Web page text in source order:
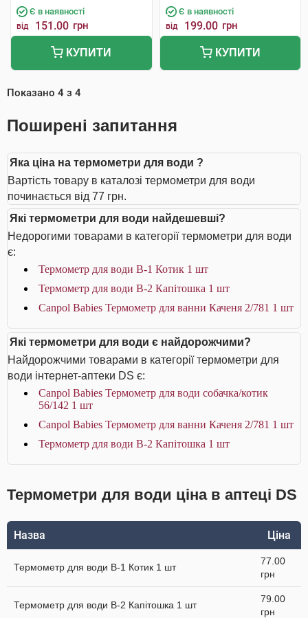
Є в наявності
від 151.00 грн
КУПИТИ
Є в наявності
від 199.00 грн
КУПИТИ
Показано 4 з 4
Поширені запитання
Яка ціна на термометри для води ?
Вартість товару в каталозі термометри для води
починається від 77 грн.
Які термометри для води найдешевші?
Недорогими товарами в категорії термометри для води
є:
Термометр для води В-1 Котик 1 шт
Термометр для води В-2 Капітошка 1 шт
Canpol Babies Термометр для ванни Каченя 2/781 1 шт
Які термометри для води є найдорожчими?
Найдорожчими товарами в категорії термометри для
води інтернет-аптеки DS є:
Canpol Babies Термометр для води собачка/котик
56/142 1 шт
Canpol Babies Термометр для ванни Каченя 2/781 1 шт
Термометр для води В-2 Капітошка 1 шт
Термометри для води ціна в аптеці DS
Назва Ціна
Термометр для води В-1 Котик 1 шт
77.00
грн
Термометр для води В-2 Капітошка 1 шт
79.00
грн